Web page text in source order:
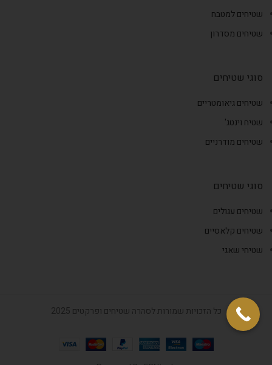
שטיחים למטבח
שטיחים מסדרון
סוגי שטיחים
שטיחים גיאומטריים
שטיח וינטג'
שטיחים מודרניים
סוגי שטיחים
שטיחים עגולים
שטיחים קלאסיים
שטיחי שאגי
כל הזכויות שמורות לסהרה שטיחים ופרקטים 2025